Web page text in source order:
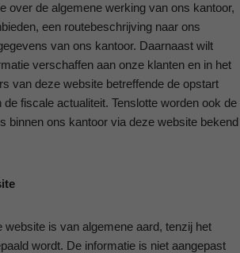
over de algemene werking van ons kantoor,
een routebeschrijving naar ons
van ons kantoor. Daarnaast wilt
verschaffen aan onze klanten en in het
van deze website betreffende de opstart
fiscale actualiteit. Tenslotte worden ook de
binnen ons kantoor via deze website bekend
website is van algemene aard, tenzij het
wordt. De informatie is niet aangepast